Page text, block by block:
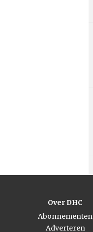
Over DHC
Abonnementen
Adverteren